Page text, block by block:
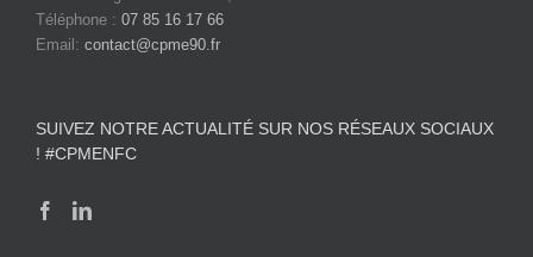
Téléphone : 07 85 16 17 66
Email: contact@cpme90.fr
SUIVEZ NOTRE ACTUALITÉ SUR NOS RÉSEAUX SOCIAUX
! #CPMENFC